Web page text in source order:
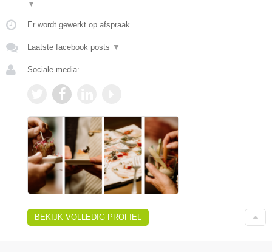
▼
Er wordt gewerkt op afspraak.
Laatste facebook posts ▼
Sociale media:
BEKIJK VOLLEDIG PROFIEL